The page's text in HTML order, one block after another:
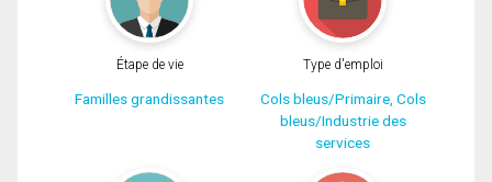
Étape de vie
Familles grandissantes
Type d'emploi
Cols bleus/Primaire, Cols
bleus/Industrie des
services